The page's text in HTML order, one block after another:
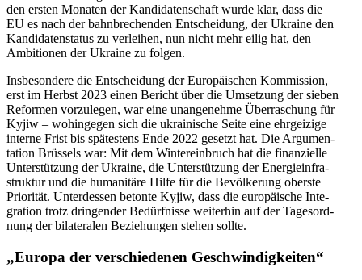
den ersten Monaten der Kan­di­da­ten­schaft wurde klar, dass die
EU es nach der bahn­bre­chen­den Ent­schei­dung, der Ukraine den
Kan­di­da­ten­sta­tus zu ver­lei­hen, nun nicht mehr eilig hat, den
Ambi­tio­nen der Ukraine zu folgen.
Ins­be­son­dere die Ent­schei­dung der Euro­päi­schen Kom­mis­sion,
erst im Herbst 2023 einen Bericht über die Umset­zung der sieben
Refor­men vor­zu­le­gen, war eine unan­ge­nehme Über­ra­schung für
Kyjiw – wohin­ge­gen sich die ukrai­ni­sche Seite eine ehr­gei­zige
interne Frist bis spä­tes­tens Ende 2022 gesetzt hat. Die Argu­men­
ta­tion Brüs­sels war: Mit dem Win­ter­ein­bruch hat die finan­zi­elle
Unter­stüt­zung der Ukraine, die Unter­stüt­zung der Ener­gie­infra­
struk­tur und die huma­ni­täre Hilfe für die Bevöl­ke­rung oberste
Prio­ri­tät. Unter­des­sen betonte Kyjiw, dass die euro­päi­sche Inte­
gra­tion trotz drin­gen­der Bedürf­nisse wei­ter­hin auf der Tages­ord­
nung der bila­te­ra­len Bezie­hun­gen stehen sollte.
„Europa der ver­schie­de­nen Geschwindigkeiten“